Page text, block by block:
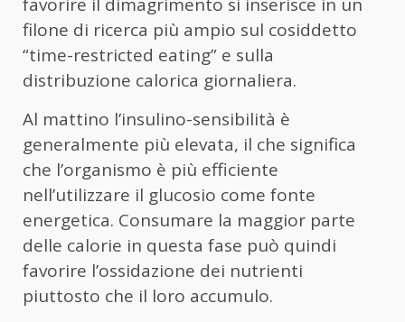
favorire il dimagrimento si inserisce in un
filone di ricerca più ampio sul cosiddetto
“time-restricted eating” e sulla
distribuzione calorica giornaliera.
Al mattino l’insulino-sensibilità è
generalmente più elevata, il che significa
che l’organismo è più efficiente
nell’utilizzare il glucosio come fonte
energetica. Consumare la maggior parte
delle calorie in questa fase può quindi
favorire l’ossidazione dei nutrienti
piuttosto che il loro accumulo.